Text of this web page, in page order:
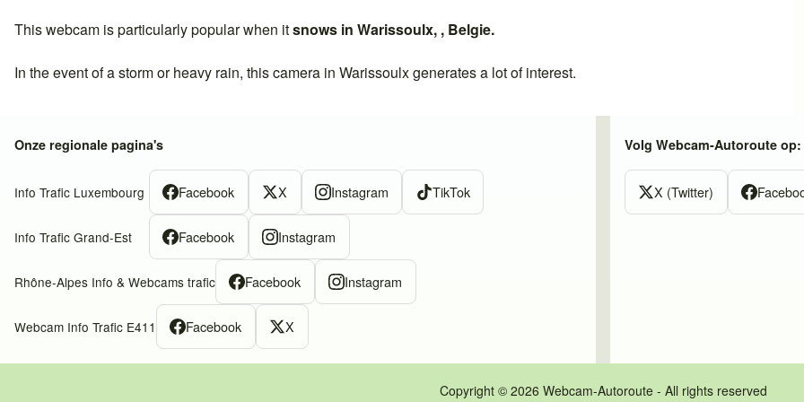
This webcam is particularly popular when itsnows in Warissoulx, , Belgie.
In the event of a storm or heavy rain, this camera in Warissoulxgenerates a lot of interest.
Onze regionale pagina's
Info Trafic Luxembourg Facebook X Instagram TikTok
Info Trafic Grand-Est Facebook Instagram
Rhône-Alpes Info & Webcams trafic Facebook Instagram
Webcam Info Trafic E411 Facebook X
Volg Webcam-Autoroute op:
X (Twitter)
Copyright © 2026 Webcam-Autoroute - All rights reserved